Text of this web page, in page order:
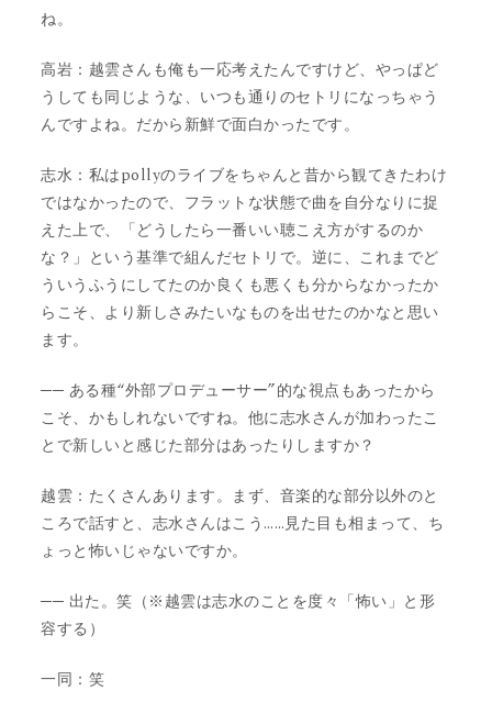
ね。
高岩：越雲さんも俺も一応考えたんですけど、やっぱど
うしても同じような、いつも通りのセトリになっちゃう
んですよね。だから新鮮で面白かったです。
志水：私はpollyのライブをちゃんと昔から観てきたわけ
ではなかったので、フラットな状態で曲を自分なりに捉
えた上で、「どうしたら一番いい聴こえ方がするのか
な？」という基準で組んだセトリで。逆に、これまでど
ういうふうにしてたのか良くも悪くも分からなかったか
らこそ、より新しさみたいなものを出せたのかなと思い
ます。
── ある種“外部プロデューサー”的な視点もあったから
こそ、かもしれないですね。他に志水さんが加わったこ
とで新しいと感じた部分はあったりしますか？
越雲：たくさんあります。まず、音楽的な部分以外のと
ころで話すと、志水さんはこう……見た目も相まって、ち
ょっと怖いじゃないですか。
── 出た。笑（※越雲は志水のことを度々「怖い」と形
容する）
一同：笑